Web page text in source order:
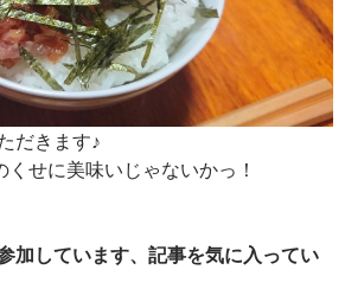
だきます♪
せに美味いじゃないかっ！
加しています、記事を気に入ってい